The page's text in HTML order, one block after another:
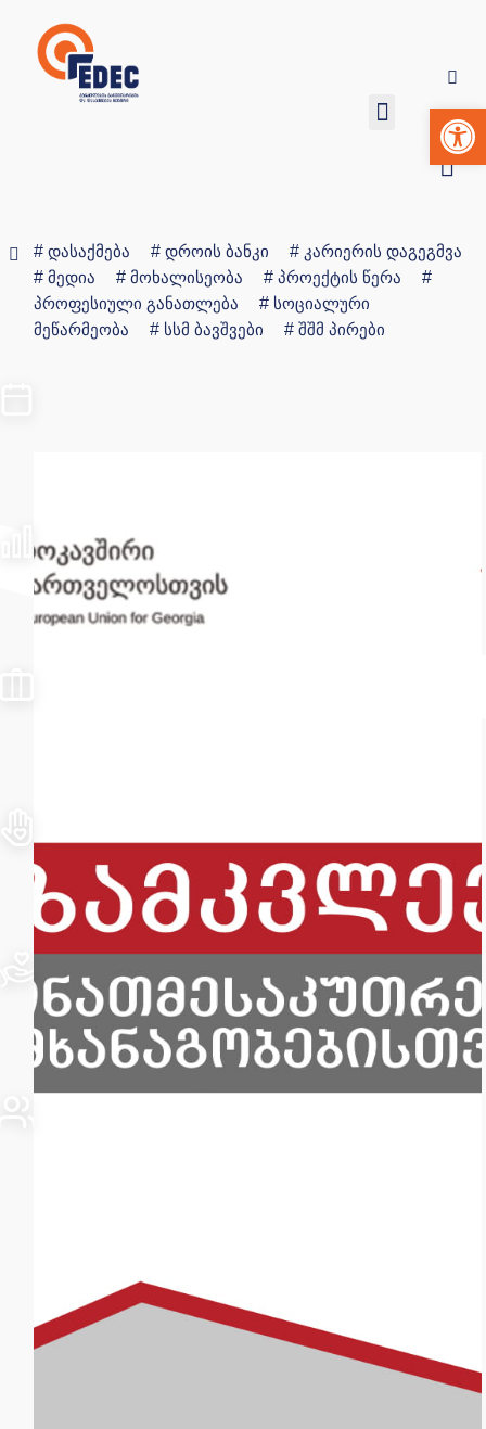
დასაქმება დროის ბანკი
კარიერის დაგეგმვა
მედია
მოხალისეობა
პროექტის წერა
პროფესიული განათლება
სოციალური
მეწარმეობა
სსმ ბავშვები შშმ პირები